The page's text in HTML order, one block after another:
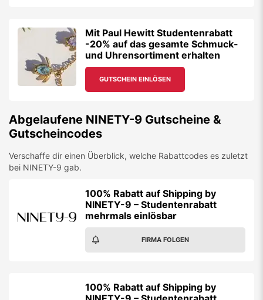
Mit Paul Hewitt Studentenrabatt
-20% auf das gesamte Schmuck-
und Uhrensortiment erhalten
GUTSCHEIN EINLÖSEN
Abgelaufene NINETY-9 Gutscheine &
Gutscheincodes
Verschaffe dir einen Überblick, welche Rabattcodes es zuletzt
bei NINETY-9 gab.
100% Rabatt auf Shipping by
NINETY-9 – Studentenrabatt
mehrmals einlösbar
FIRMA FOLGEN
100% Rabatt auf Shipping by